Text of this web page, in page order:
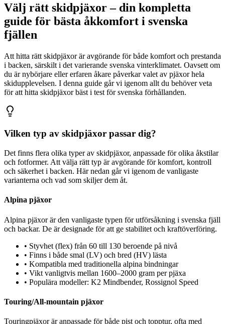
Välj rätt skidpjäxor – din kompletta
guide för bästa åkkomfort i svenska
fjällen
Att hitta rätt skidpjäxor är avgörande för både komfort och prestanda
i backen, särskilt i det varierande svenska vinterklimatet. Oavsett om
du är nybörjare eller erfaren åkare påverkar valet av pjäxor hela
skidupplevelsen. I denna guide går vi igenom allt du behöver veta
för att hitta skidpjäxor bäst i test för svenska förhållanden.
Vilken typ av skidpjäxor passar dig?
Det finns flera olika typer av skidpjäxor, anpassade för olika åkstilar
och fotformer. Att välja rätt typ är avgörande för komfort, kontroll
och säkerhet i backen. Här nedan går vi igenom de vanligaste
varianterna och vad som skiljer dem åt.
Alpina pjäxor
Alpina pjäxor är den vanligaste typen för utförsåkning i svenska fjäll
och backar. De är designade för att ge stabilitet och kraftöverföring.
• Styvhet (flex) från 60 till 130 beroende på nivå
• Finns i både smal (LV) och bred (HV) lästa
• Kompatibla med traditionella alpina bindningar
• Vikt vanligtvis mellan 1600–2000 gram per pjäxa
• Populära modeller: K2 Mindbender, Rossignol Speed
Touring/All-mountain pjäxor
Touringpjäxor är anpassade för både pist och topptur, ofta med